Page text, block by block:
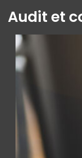
Audit et